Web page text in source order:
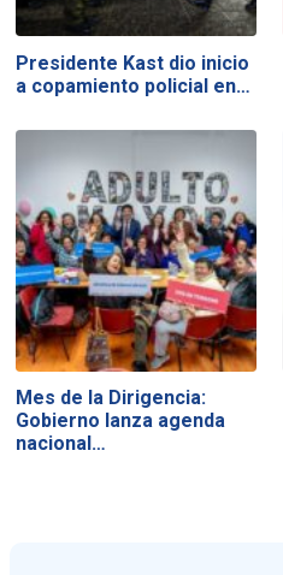
Presidente Kast dio inicio
a copamiento policial en…
Mes de la Dirigencia:
Gobierno lanza agenda
nacional…